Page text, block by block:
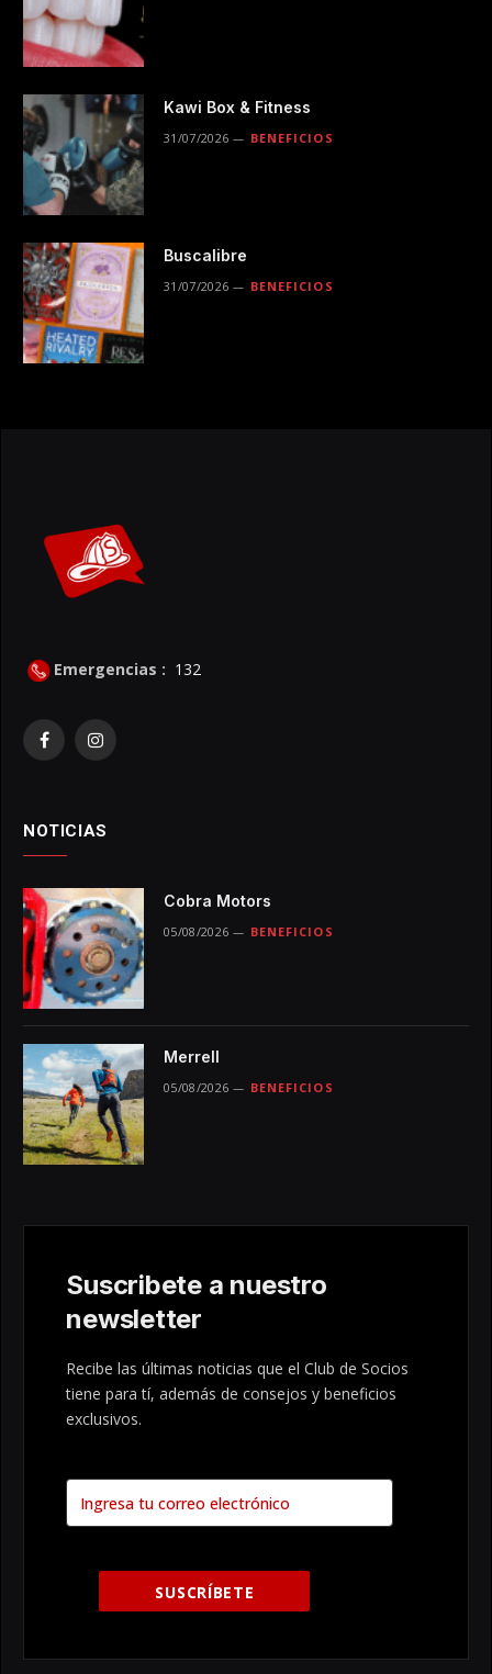
Kawi Box & Fitness
31/07/2026 BENEFICIOS
Buscalibre
31/07/2026 BENEFICIOS
Emergencias : 132
FacebookInstagram
NOTICIAS
Cobra Motors
05/08/2026 BENEFICIOS
Merrell
05/08/2026 BENEFICIOS
Suscribete a nuestro
newsletter
Recibe las últimas noticias que el Club de Socios
tiene para tí, además de consejos y beneficios
exclusivos.